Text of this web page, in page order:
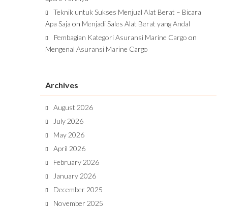
Teknik untuk Sukses Menjual Alat Berat – Bicara
Apa Saja on Menjadi Sales Alat Berat yang Andal
Pembagian Kategori Asuransi Marine Cargo on
Mengenal Asuransi Marine Cargo
Archives
August 2026
July 2026
May 2026
April 2026
February 2026
January 2026
December 2025
November 2025